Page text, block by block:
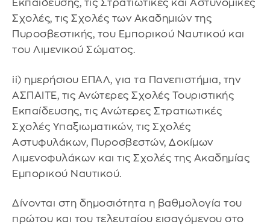
Εκπαίδευσης, τις Στρατιωτικές και Αστυνομικές
Σχολές, τις Σχολές των Ακαδημιών της
Πυροσβεστικής, του Εμπορικού Ναυτικού και
του Λιμενικού Σώματος.
ii) ημερήσιου ΕΠΑΛ, για τα Πανεπιστήμια, την
ΑΣΠΑΙΤΕ, τις Ανώτερες Σχολές Τουριστικής
Εκπαίδευσης, τις Ανώτερες Στρατιωτικές
Σχολές Υπαξιωματικών, τις Σχολές
Αστυφυλάκων, Πυροσβεστών, Δοκίμων
Λιμενοφυλάκων και τις Σχολές της Ακαδημίας
Εμπορικού Ναυτικού.
Δίνονται στη δημοσιότητα η βαθμολογία του
πρώτου και του τελευταίου εισαγόμενου στο